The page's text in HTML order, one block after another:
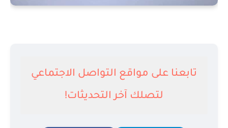
تابعنا على مواقع التواصل الاجتماعي
لتصلك آخر التحديثات!